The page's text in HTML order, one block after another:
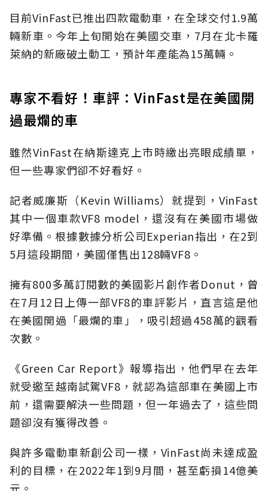
目前VinFast已推出四款電動車，在全球交付1.9萬
輛新車。今年上旬開始在美國交車，7月在北卡羅
萊納的新廠破土動工，預計年產能為15萬輛。
專家不看好！車評：VinFast是在美國開
過最爛的車
雖然VinFast在納斯達克上市時繳出亮眼成績單，
但一些專家們卻不好看好。
記者威廉斯（Kevin Williams）就提到，VinFast
其中一個車款VF8 model，還沒有在美國市場做
好準備。根據數據分析公司Experian指出，在2到
5月這段期間，美國僅售出128輛VF8。
擁有800多萬訂閱數的美國影片創作者Donut，曾
在7月12日上傳一部VF8的車評影片，直言這是他
在美國開過「最爛的車」，吸引超過458萬的觀看
次數。
《Green Car Report》報導指出，他們早在去年
就受邀至越南試駕VF8，就認為這部車在美國上市
前，還需要解決一些問題，但一年過去了，這些問
題卻沒有獲得改善。
與許多電動車新創公司一樣，VinFast尚未達成盈
利的目標，在2022年1到9月間，甚至虧損14億美